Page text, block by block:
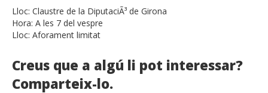
Lloc: Claustre de la DiputaciÃ³ de Girona
Hora: A les 7 del vespre
Lloc: Aforament limitat
Creus que a algú li pot interessar?
Comparteix-lo.